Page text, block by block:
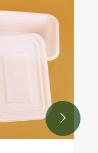
una lonchera de PLA
